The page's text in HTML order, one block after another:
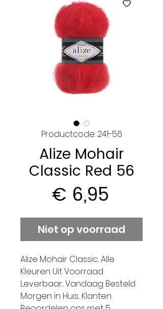
Productcode: 241-56
Alize Mohair
Classic Red 56
€ 6,95
Niet op voorraad
Alize Mohair Classic.. Alle
Kleuren Uit Voorraad
Leverbaar.. Vandaag Besteld
Morgen in Huis.. Klanten